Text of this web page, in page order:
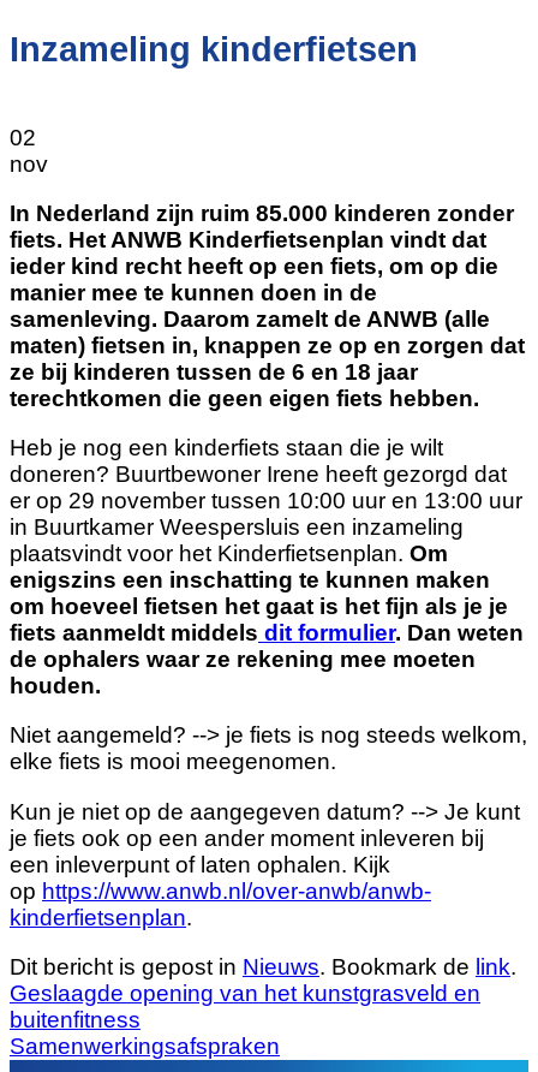
Inzameling kinderfietsen
02
nov
In Nederland zijn ruim 85.000 kinderen zonder
fiets. Het ANWB Kinderfietsenplan vindt dat
ieder kind recht heeft op een fiets, om op die
manier mee te kunnen doen in de
samenleving. Daarom zamelt de ANWB (alle
maten) fietsen in, knappen ze op en zorgen dat
ze bij kinderen tussen de 6 en 18 jaar
terechtkomen die geen eigen fiets hebben.
Heb je nog een kinderfiets staan die je wilt
doneren? Buurtbewoner Irene heeft gezorgd dat
er op 29 november tussen 10:00 uur en 13:00 uur
in Buurtkamer Weespersluis een inzameling
plaatsvindt voor het Kinderfietsenplan. Om
enigszins een inschatting te kunnen maken
om hoeveel fietsen het gaat is het fijn als je je
fiets aanmeldt middels dit formulier. Dan weten
de ophalers waar ze rekening mee moeten
houden.
Niet aangemeld? --> je fiets is nog steeds welkom,
elke fiets is mooi meegenomen.
Kun je niet op de aangegeven datum? --> Je kunt
je fiets ook op een ander moment inleveren bij
een inleverpunt of laten ophalen. Kijk
op https://www.anwb.nl/over-anwb/anwb-
kinderfietsenplan.
Dit bericht is gepost in Nieuws. Bookmark de link.
Geslaagde opening van het kunstgrasveld en
buitenfitness
Samenwerkingsafspraken